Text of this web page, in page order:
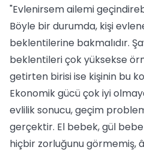
"Evlenirsem ailemi
Böyle bir durumda, kişi
beklentilerine bakmalıdır.
beklentileri çok yüksekse
getirten birisi ise kişinin bu
Ekonomik gücü çok iyi
evlilik sonucu, geçim
gerçektir. El bebek, gül
hiçbir zorluğunu görmemiş,